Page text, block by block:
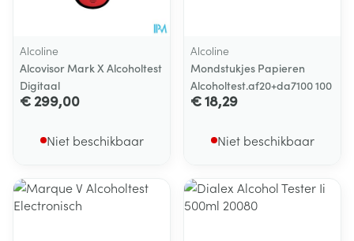
Alcoline
Alcovisor Mark X Alcoholtest
Digitaal
€ 299,00
Niet beschikbaar
Alcoline
Mondstukjes Papieren
Alcoholtest.af20+da7100 100
€ 18,29
Niet beschikbaar